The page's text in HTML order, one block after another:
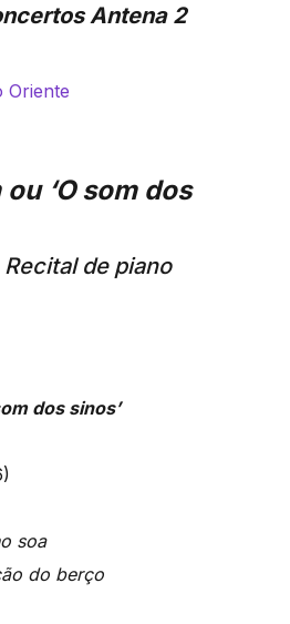
Antena 2
Oriente
‘O som dos
Recital de piano
dos sinos’
soa
do berço